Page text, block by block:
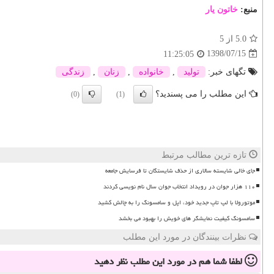
منبع: خاتون یار
5.0 از 5
1398/07/15
11:25:05
تگهای خبر:
تولید خانواده زنان زندگی
این مطلب را می پسندید؟ (1)
(0)
تازه ترین مطالب مرتبط
جای خالی شایسته سالاری از حذف شایستگان تا فرسایش جامعه
۱۱۰ هزار جوان در رویداد انتخاب جوان سال نام نویسی کردند
موتورولا با لپ تاپ جدید خود، اپل و سامسونگ را به چالش کشید
سامسونگ کیفیت نمایشگر های خویش را بهبود می بخشد
نظرات بینندگان در مورد این مطلب
لطفا شما همدر مورد این مطلبنظر دهید